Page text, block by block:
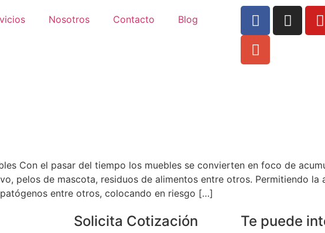
Nosotros Contacto Blog
Con el pasar del tiempo los muebles se convierten en foco de
pelos de mascota, residuos de alimentos entre otros. Permitiendo
entre otros, colocando en riesgo […]
Solicita Cotización Te puede